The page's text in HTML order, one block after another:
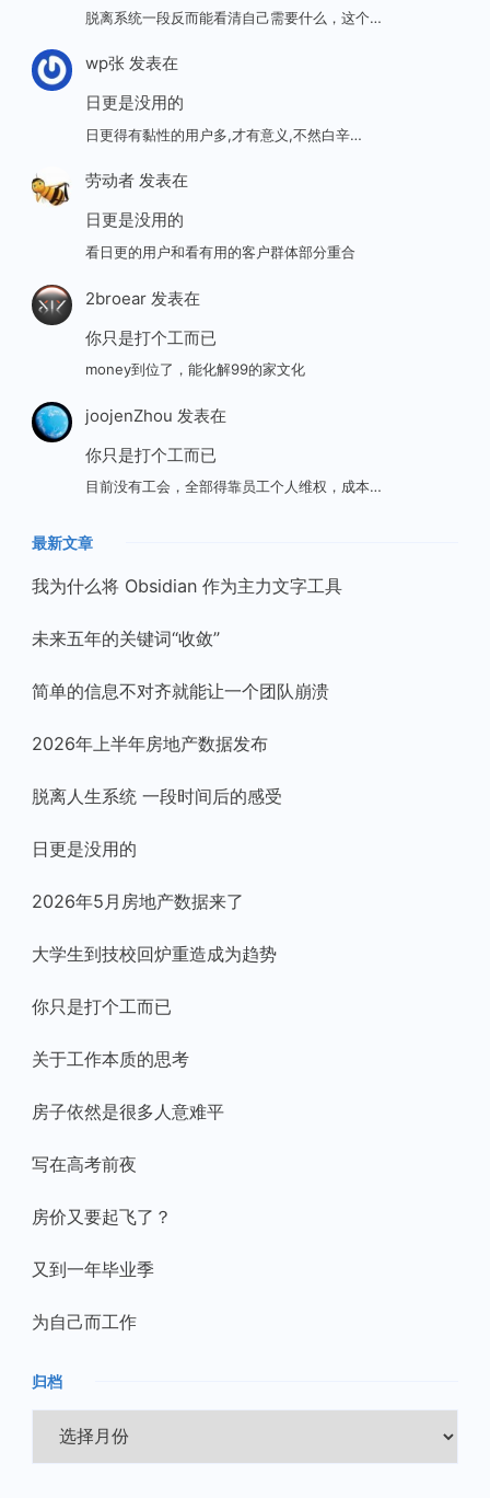
脱离系统一段反而能看清自己需要什么，这个…
wp张发表在
日更是没用的
日更得有黏性的用户多,才有意义,不然白辛…
劳动者发表在
日更是没用的
看日更的用户和看有用的客户群体部分重合
2broear发表在
你只是打个工而已
money到位了，能化解99的家文化
joojenZhou 发表在
你只是打个工而已
目前没有工会，全部得靠员工个人维权，成本…
最新文章
我为什么将 Obsidian 作为主力文字工具
未来五年的关键词“收敛”
简单的信息不对齐就能让一个团队崩溃
2026年上半年房地产数据发布
脱离人生系统 一段时间后的感受
日更是没用的
2026年5月房地产数据来了
大学生到技校回炉重造成为趋势
你只是打个工而已
关于工作本质的思考
房子依然是很多人意难平
写在高考前夜
房价又要起飞了？
又到一年毕业季
为自己而工作
归档
档